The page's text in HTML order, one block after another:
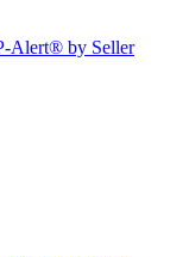
Alert® by Seller